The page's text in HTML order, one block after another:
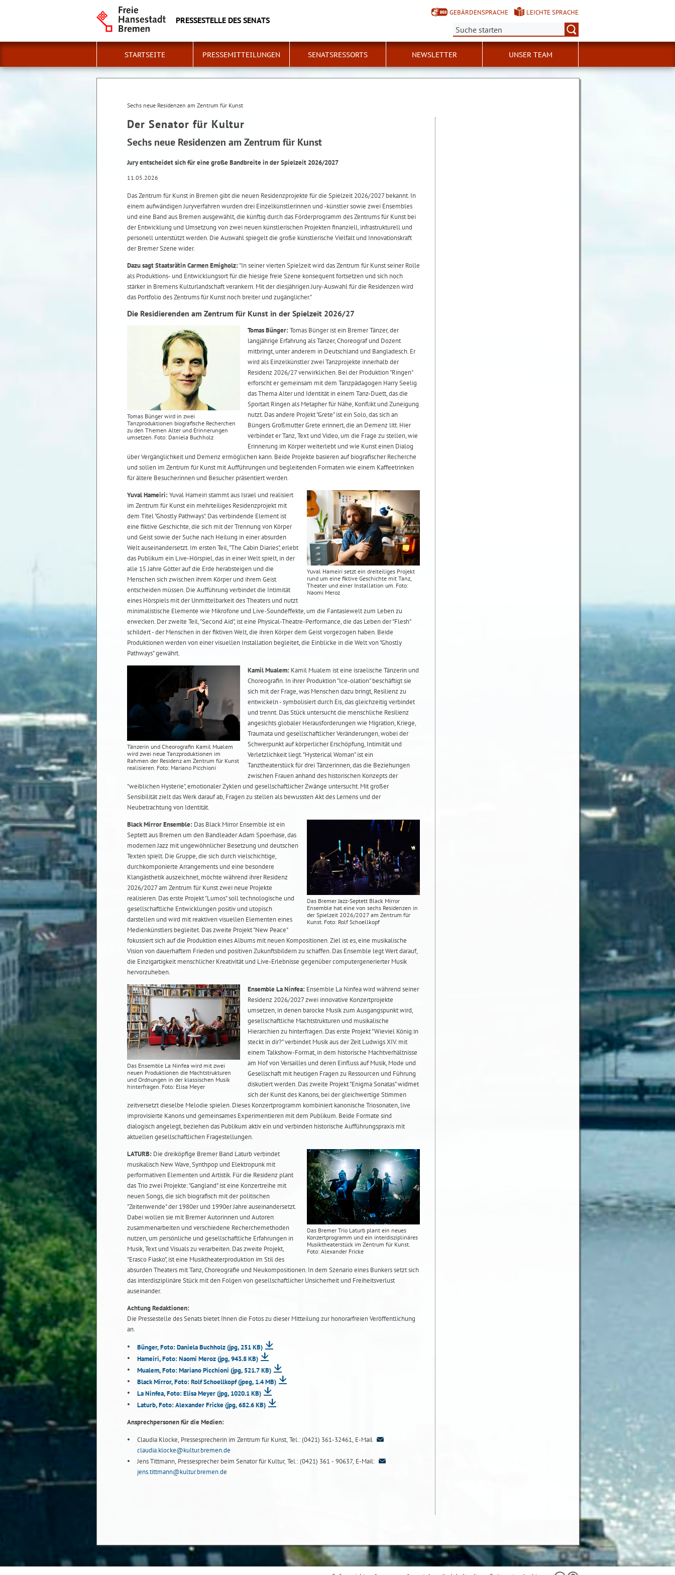
PRESSESTELLE DES SENATS
GEBÄRDENSPRACHE
LEICHTE SPRACHE
Suche:
STARTSEITE PRESSEMITTEILUNGEN SENATSRESSORTS NEWSLETTER UNSER TEAM
Sechs neue Residenzen am Zentrum für Kunst
Der Senator für Kultur
Sechs neue Residenzen am Zentrum für Kunst
Jury entscheidet sich für eine große Bandbreite in der Spielzeit 2026/2027
11.05.2026
Das Zentrum für Kunst in Bremen gibt die neuen Residenzprojekte für die Spielzeit 2026/2027 bekannt. In
einem aufwändigen Juryverfahren wurden drei Einzelkünstlerinnen und -künstler sowie zwei Ensembles
und eine Band aus Bremen ausgewählt, die künftig durch das Förderprogramm des Zentrums für Kunst bei
der Entwicklung und Umsetzung von zwei neuen künstlerischen Projekten finanziell, infrastrukturell und
personell unterstützt werden. Die Auswahl spiegelt die große künstlerische Vielfalt und Innovationskraft
der Bremer Szene wider.
Dazu sagt Staatsrätin Carmen Emigholz:"In seiner vierten Spielzeit wird das Zentrum für Kunst seiner Rolle
als Produktions- und Entwicklungsort für die hiesige freie Szene konsequent fortsetzen und sich noch
stärker in Bremens Kulturlandschaft verankern. Mit der diesjährigen Jury-Auswahl für die Residenzen wird
das Portfolio des Zentrums für Kunst noch breiter und zugänglicher."
Die Residierenden am Zentrum für Kunst in der Spielzeit 2026/27
Tomas Bünger wird in zwei
Tanzproduktionen biografische Recherchen
zu den Themen Alter und Erinnerungen
umsetzen. Foto: Daniela Buchholz
Tomas Bünger:Tomas Bünger ist ein Bremer Tänzer, der
langjährige Erfahrung als Tänzer, Choreograf und Dozent
mitbringt, unter anderem in Deutschland und Bangladesch. Er
wird als Einzelkünstler zwei Tanzprojekte innerhalb der
Residenz 2026/27 verwirklichen. Bei der Produktion "Ringen"
erforscht er gemeinsam mit dem Tanzpädagogen Harry Seelig
das Thema Alter und Identität in einem Tanz-Duett, das die
Sportart Ringen als Metapher für Nähe, Konflikt und Zuneigung
nutzt. Das andere Projekt "Grete" ist ein Solo, das sich an
Büngers Großmutter Grete erinnert, die an Demenz litt. Hier
verbindet er Tanz, Text und Video, um die Frage zu stellen, wie
Erinnerung im Körper weiterlebt und wie Kunst einen Dialog
über Vergänglichkeit und Demenz ermöglichen kann. Beide Projekte basieren auf biografischer Recherche
und sollen im Zentrum für Kunst mit Aufführungen und begleitenden Formaten wie einem Kaffeetrinken
für ältere Besucherinnen und Besucher präsentiert werden.
Yuval Hameiri setzt ein dreiteiliges Projekt
rund um eine fiktive Geschichte mit Tanz,
Theater und einer Installation um. Foto:
Naomi Meroz
Yuval Hameiri:Yuval Hameiri stammt aus Israel und realisiert
im Zentrum für Kunst ein mehrteiliges Residenzprojekt mit
dem Titel "Ghostly Pathways". Das verbindende Element ist
eine fiktive Geschichte, die sich mit der Trennung von Körper
und Geist sowie der Suche nach Heilung in einer absurden
Welt auseinandersetzt. Im ersten Teil, "The Cabin Diaries", erlebt
das Publikum ein Live-Hörspiel, das in einer Welt spielt, in der
alle 15 Jahre Götter auf die Erde herabsteigen und die
Menschen sich zwischen ihrem Körper und ihrem Geist
entscheiden müssen. Die Aufführung verbindet die Intimität
eines Hörspiels mit der Unmittelbarkeit des Theaters und nutzt
minimalistische Elemente wie Mikrofone und Live-Soundeffekte, um die Fantasiewelt zum Leben zu
erwecken. Der zweite Teil, "Second Aid", ist eine Physical-Theatre-Performance, die das Leben der "Flesh"
schildert - der Menschen in der fiktiven Welt, die ihren Körper dem Geist vorgezogen haben. Beide
Produktionen werden von einer visuellen Installation begleitet, die Einblicke in die Welt von "Ghostly
Pathways" gewährt.
Tänzerin und Cheorografin Kamil Mualem
wird zwei neue Tanzproduktionen im
Rahmen der Residenz am Zentrum für Kunst
realisieren. Foto: Mariano Picchioni
Kamil Mualem: Kamil Mualem ist eine israelische Tänzerin und
Choreografin. In ihrer Produktion "Ice-olation" beschäftigt sie
sich mit der Frage, was Menschen dazu bringt, Resilienz zu
entwickeln - symbolisiert durch Eis, das gleichzeitig verbindet
und trennt. Das Stück untersucht die menschliche Resilienz
angesichts globaler Herausforderungen wie Migration, Kriege,
Traumata und gesellschaftlicher Veränderungen, wobei der
Schwerpunkt auf körperlicher Erschöpfung, Intimität und
Verletzlichkeit liegt. "Hysterical Woman" ist ein
Tanztheaterstück für drei Tänzerinnen, das die Beziehungen
zwischen Frauen anhand des historischen Konzepts der
"weiblichen Hysterie", emotionaler Zyklen und gesellschaftlicher Zwänge untersucht. Mit großer
Sensibilität zielt das Werk darauf ab, Fragen zu stellen als bewussten Akt des Lernens und der
Neubetrachtung von Identität.
Das Bremer Jazz-Septett Black Mirror
Ensemble hat eine von sechs Residenzen in
der Spielzeit 2026/2027 am Zentrum für
Kunst. Foto: Rolf Schoellkopf
Black Mirror Ensemble: Das Black Mirror Ensemble ist ein
Septett aus Bremen um den Bandleader Adam Spoerhase, das
modernen Jazz mit ungewöhnlicher Besetzung und deutschen
Texten spielt. Die Gruppe, die sich durch vielschichtige,
durchkomponierte Arrangements und eine besondere
Klangästhetik auszeichnet, möchte während ihrer Residenz
2026/2027 am Zentrum für Kunst zwei neue Projekte
realisieren. Das erste Projekt "Lumos" soll technologische und
gesellschaftliche Entwicklungen positiv und utopisch
darstellen und wird mit reaktiven visuellen Elementen eines
Medienkünstlers begleitet. Das zweite Projekt "New Peace"
fokussiert sich auf die Produktion eines Albums mit neuen Kompositionen. Ziel ist es, eine musikalische
Vision von dauerhaftem Frieden und positiven Zukunftsbildern zu schaffen. Das Ensemble legt Wert darauf,
die Einzigartigkeit menschlicher Kreativität und Live-Erlebnisse gegenüber computergenerierter Musik
hervorzuheben.
Das Ensemble La Ninfea wird mit zwei
neuen Produktionen die Machtstrukturen
und Ordnungen in der klassischen Musik
hinterfragen. Foto: Elisa Meyer
Ensemble La Ninfea: Ensemble La Ninfea wird während seiner
Residenz 2026/2027 zwei innovative Konzertprojekte
umsetzen, in denen barocke Musik zum Ausgangspunkt wird,
gesellschaftliche Machtstrukturen und musikalische
Hierarchien zu hinterfragen. Das erste Projekt "Wieviel König:in
steckt in dir?" verbindet Musik aus der Zeit Ludwigs XIV. mit
einem Talkshow-Format, in dem historische Machtverhältnisse
am Hof von Versailles und deren Einfluss auf Musik, Mode und
Gesellschaft mit heutigen Fragen zu Ressourcen und Führung
diskutiert werden. Das zweite Projekt "Enigma Sonatas" widmet
sich der Kunst des Kanons, bei der gleichwertige Stimmen
zeitversetzt dieselbe Melodie spielen. Dieses Konzertprogramm kombiniert kanonische Triosonaten, live
improvisierte Kanons und gemeinsames Experimentieren mit dem Publikum. Beide Formate sind
dialogisch angelegt, beziehen das Publikum aktiv ein und verbinden historische Aufführungspraxis mit
aktuellen gesellschaftlichen Fragestellungen.
Das Bremer Trio Laturb plant ein neues
Konzertprogramm und ein interdisziplinäres
Musiktheaterstück im Zentrum für Kunst.
Foto: Alexander Fricke
LATURB: Die dreiköpfige Bremer Band Laturb verbindet
musikalisch New Wave, Synthpop und Elektropunk mit
performativen Elementen und Artistik. Für die Residenz plant
das Trio zwei Projekte: "Gangland" ist eine Konzertreihe mit
neuen Songs, die sich biografisch mit der politischen
"Zeitenwende" der 1980er und 1990er Jahre auseinandersetzt.
Dabei wollen sie mit Bremer Autorinnen und Autoren
zusammenarbeiten und verschiedene Recherchemethoden
nutzen, um persönliche und gesellschaftliche Erfahrungen in
Musik, Text und Visuals zu verarbeiten. Das zweite Projekt,
"Erasco Fiasko", ist eine Musiktheaterproduktion im Stil des
absurden Theaters mit Tanz, Choreografie und Neukompositionen. In dem Szenario eines Bunkers setzt sich
das interdisziplinäre Stück mit den Folgen von gesellschaftlicher Unsicherheit und Freiheitsverlust
auseinander.
Achtung Redaktionen:
Die Pressestelle des Senats bietet Ihnen die Fotos zu dieser Mitteilung zur honorarfreien Veröffentlichung
an.
Bünger, Foto: Daniela Buchholz(jpg, 251 KB)
Hameiri, Foto: Naomi Meroz(jpg, 943.8 KB)
Mualem, Foto: Mariano Picchioni (jpg, 521.7 KB)
Black Mirror, Foto: Rolf Schoellkopf(jpeg, 1.4 MB)
La Ninfea, Foto: Elisa Meyer(jpg, 1020.1 KB)
Laturb, Foto: Alexander Fricke(jpg, 682.6 KB)
Ansprechpersonen für die Medien:
Claudia Klocke, Pressesprecherin im Zentrum für Kunst, Tel.: (0421) 361-32461, E-Mail
claudia.klocke@kultur.bremen.de
Jens Tittmann, Pressesprecher beim Senator für Kultur, Tel.: (0421) 361 - 90637, E-Mail:
jens.tittmann@kultur.bremen.de